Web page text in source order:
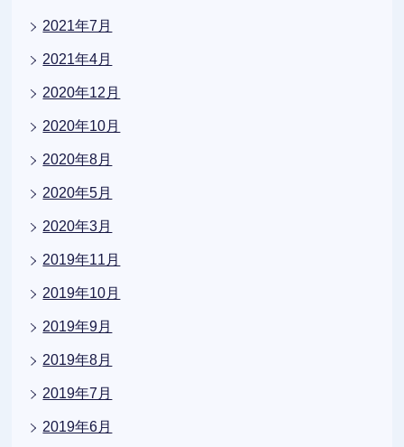
2021年7月
2021年4月
2020年12月
2020年10月
2020年8月
2020年5月
2020年3月
2019年11月
2019年10月
2019年9月
2019年8月
2019年7月
2019年6月